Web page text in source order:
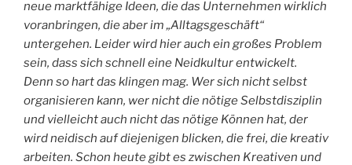
neue marktfähige Ideen, die das Unternehmen wirklich
voranbringen, die aber im „Alltagsgeschäft“
untergehen. Leider wird hier auch ein großes Problem
sein, dass sich schnell eine Neidkultur entwickelt.
Denn so hart das klingen mag. Wer sich nicht selbst
organisieren kann, wer nicht die nötige Selbstdisziplin
und vielleicht auch nicht das nötige Können hat, der
wird neidisch auf diejenigen blicken, die frei, die kreativ
arbeiten. Schon heute gibt es zwischen Kreativen und